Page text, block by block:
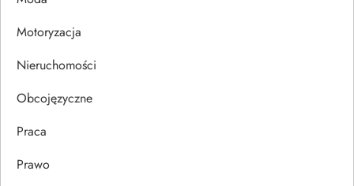
i
s
u
Motoryzacja
Nieruchomości
Obcojęzyczne
Praca
Prawo